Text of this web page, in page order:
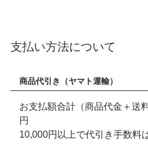
支払い方法について
商品代引き（ヤマト運輸）
お支払額合計（商品代金＋送
円
10,000円以上で代引き手数料